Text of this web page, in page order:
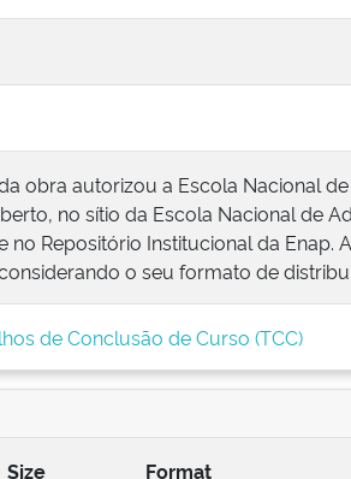
obra autorizou a Escola Nacional
no sítio da Escola Nacional de
no Repositório Institucional da Enap.
o seu formato de
de Conclusão de Curso (TCC)
Size Format